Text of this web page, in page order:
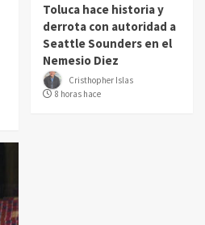
Toluca hace historia y
derrota con autoridad a
Seattle Sounders en el
Nemesio Diez
Cristhopher Islas
8 horas hace